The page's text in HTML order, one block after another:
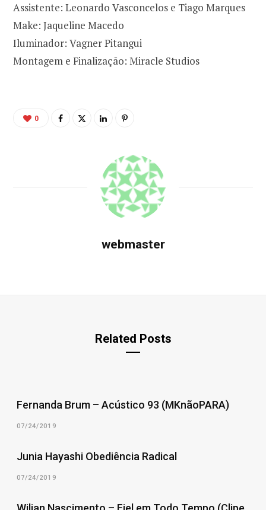
Assistente: Leonardo Vasconcelos e Tiago Marques
Make: Jaqueline Macedo
Iluminador: Vagner Pitangui
Montagem e Finalização: Miracle Studios
0
webmaster
Related Posts
Fernanda Brum – Acústico 93 (MKnãoPARA)
07/24/2019
Junia Hayashi Obediência Radical
07/24/2019